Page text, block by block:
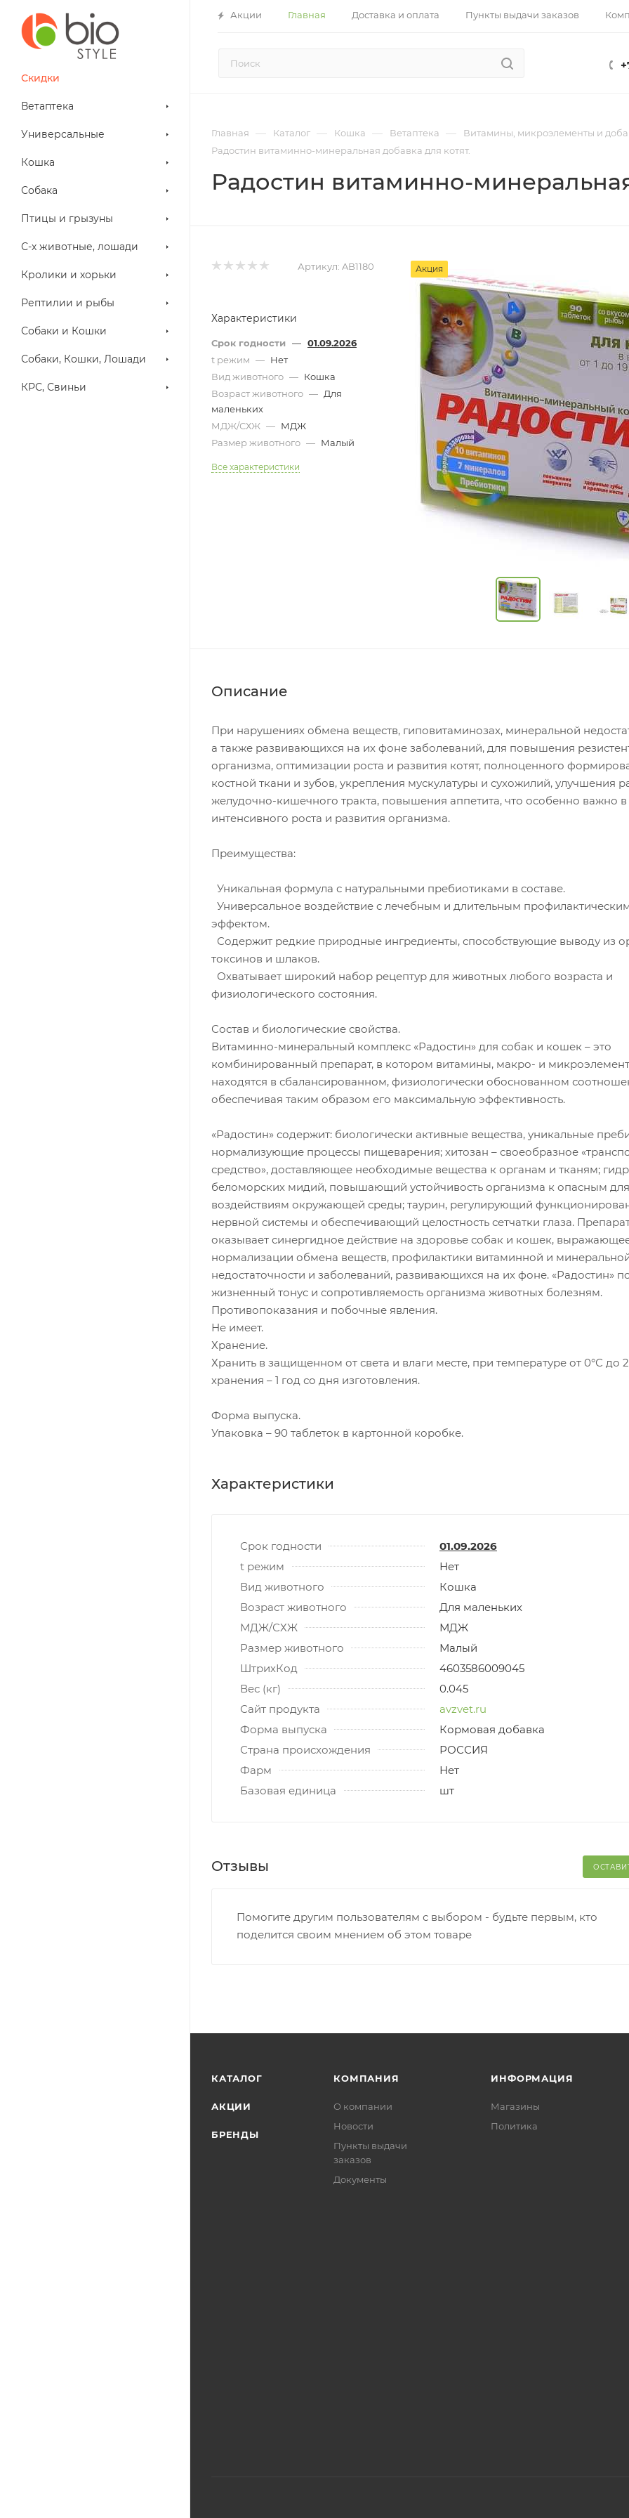
Акции Главная Доставка и оплата Пункты выдачи заказов
Скидки
Ветаптека
Универсальные
Кошка
Собака
Птицы и грызуны
С-х животные, лошади
Кролики и хорьки
Рептилии и рыбы
Собаки и Кошки
Собаки, Кошки, Лошади
КРС, Свиньи
Главная — Каталог — Кошка — Ветаптека — Витамины, микроэлементы и
Радостин витаминно-минеральная добавка для котят.
Радостин витаминно-
Акция
Артикул: AB1180
Характеристики
Срок годности — 01.09.2026
t режим — Нет
Вид животного — Кошка
Возраст животного — Для
маленьких
МДЖ/СХЖ — МДЖ
Размер животного — Малый
Все характеристики
Описание
При нарушениях обмена веществ, гиповитаминозах, минеральной
а также развивающихся на их фоне заболеваний, для повышения
организма, оптимизации роста и развития котят, полноценного
костной ткани и зубов, укрепления мускулатуры и сухожилий, улучшения
желудочно-кишечного тракта, повышения аппетита, что особенно важно
интенсивного роста и развития организма.
Преимущества:
Уникальная формула с натуральными пребиотиками в составе.
Универсальное воздействие с лечебным и длительным
эффектом.
Содержит редкие природные ингредиенты, способствующие выводу из
токсинов и шлаков.
Охватывает широкий набор рецептур для животных любого возраста и
физиологического состояния.
Состав и биологические свойства.
Витаминно-минеральный комплекс «Радостин» для собак и кошек – это
комбинированный препарат, в котором витамины, макро- и
находятся в сбалансированном, физиологически обоснованном
обеспечивая таким образом его максимальную эффективность.
«Радостин» содержит: биологически активные вещества, уникальные
нормализующие процессы пищеварения; хитозан – своеобразное
средство», доставляющее необходимые вещества к органам и тканям;
беломорских мидий, повышающий устойчивость организма к опасным
воздействиям окружающей среды; таурин, регулирующий
нервной системы и обеспечивающий целостность сетчатки глаза.
оказывает синергидное действие на здоровье собак и кошек,
нормализации обмена веществ, профилактики витаминной и
недостаточности и заболеваний, развивающихся на их фоне. «Радостин»
жизненный тонус и сопротивляемость организма животных болезням.
Противопоказания и побочные явления.
Не имеет.
Хранение.
Хранить в защищенном от света и влаги месте, при температуре от 0°С до
хранения – 1 год со дня изготовления.
Форма выпуска.
Упаковка – 90 таблеток в картонной коробке.
Характеристики
Срок годности
01.09.2026
t режим
Нет
Вид животного
Кошка
Возраст животного
Для маленьких
МДЖ/СХЖ
МДЖ
Размер животного
Малый
ШтрихКод
4603586009045
Вес (кг)
0.045
Сайт продукта
avzvet.ru
Форма выпуска
Кормовая добавка
Страна происхождения
РОССИЯ
Фарм
Нет
Базовая единица
шт
Отзывы
Помогите другим пользователям с выбором - будьте первым, кто
поделится своим мнением об этом товаре
КАТАЛОГ
АКЦИИ
БРЕНДЫ
КОМПАНИЯ
О компании
Новости
Пункты выдачи
заказов
Документы
ИНФОРМАЦИЯ
Магазины
Политика